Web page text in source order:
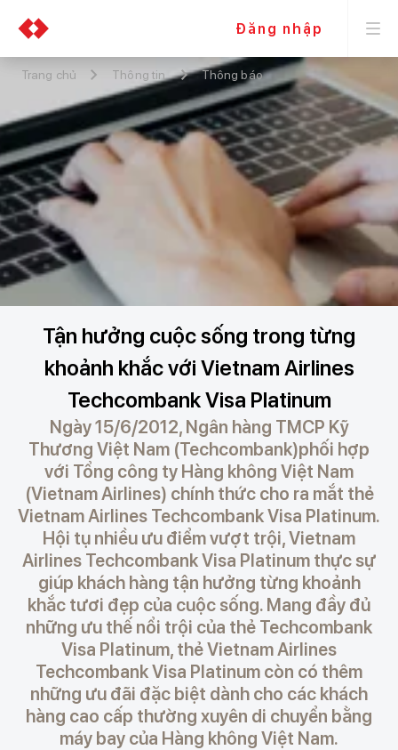
Đăng nhập
Trang chủ Thông tin Thông báo
Tận hưởng cuộc sống trong từng
khoảnh khắc với Vietnam Airlines
Techcombank Visa Platinum
Ngày 15/6/2012, Ngân hàng TMCP Kỹ
Thương Việt Nam (Techcombank)phối hợp
với Tổng công ty Hàng không Việt Nam
(Vietnam Airlines) chính thức cho ra mắt thẻ
Vietnam Airlines Techcombank Visa Platinum.
Hội tụ nhiều ưu điểm vượt trội, Vietnam
Airlines Techcombank Visa Platinum thực sự
giúp khách hàng tận hưởng từng khoảnh
khắc tươi đẹp của cuộc sống. Mang đầy đủ
những ưu thế nổi trội của thẻ Techcombank
Visa Platinum, thẻ Vietnam Airlines
Techcombank Visa Platinum còn có thêm
những ưu đãi đặc biệt dành cho các khách
hàng cao cấp thường xuyên di chuyển bằng
máy bay của Hàng không Việt Nam.